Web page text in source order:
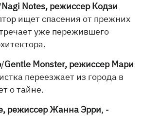
Nagi Notes, режиссер Кодзи
ищет спасения от прежних
уже пережившего
/Gentle Monster, режиссер Мари
переезжает из города в
о тайне.
режиссер Жанна Эрри, -